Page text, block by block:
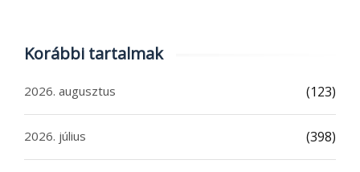
Korábbi tartalmak
2026. augusztus (123)
2026. július (398)